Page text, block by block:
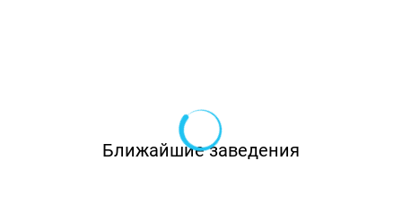
Ближайшие заведения